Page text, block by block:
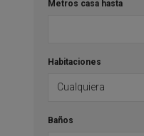
Metros casa hasta
Habitaciones
Baños